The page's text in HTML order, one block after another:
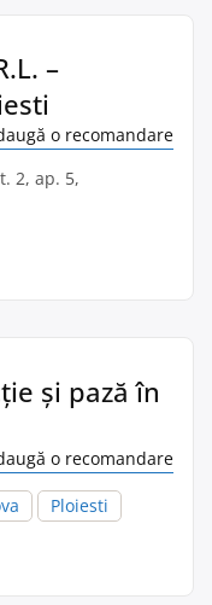
–
o recomandare
2, ap. 5,
și pază în
o recomandare
Ploiesti